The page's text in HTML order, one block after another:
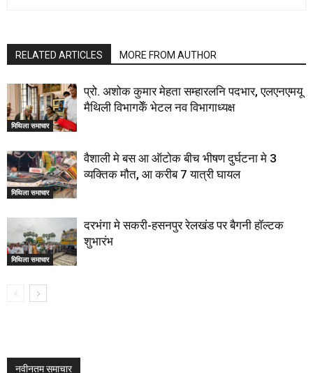
RELATED ARTICLES MORE FROM AUTHOR
मिथिला समाचार
प्रो. अशोक कुमार मेहता सम्हारलनि पदभार, एलएनएमयू
मैथिली विभागकेँ भेटल नव विभागाध्यक्ष
मिथिला समाचार
वैशाली मे बस आ ऑटोक बीच भीषण दुर्घटना मे 3
व्यक्तिक मौत, आ करीब 7 यात्री घायल
मिथिला समाचार
दरभंगा मे सकरी-हसनपुर रेलखंड पर बैगनी हॉल्टक
शुभारंभ
नवीनतम समाचार